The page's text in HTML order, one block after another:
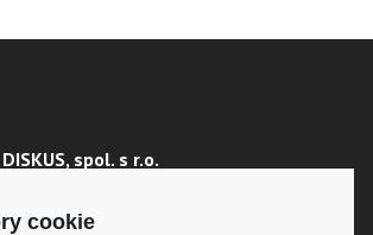
DISKUS, spol. s r.o.
DIČ: CZ41195183
cookie